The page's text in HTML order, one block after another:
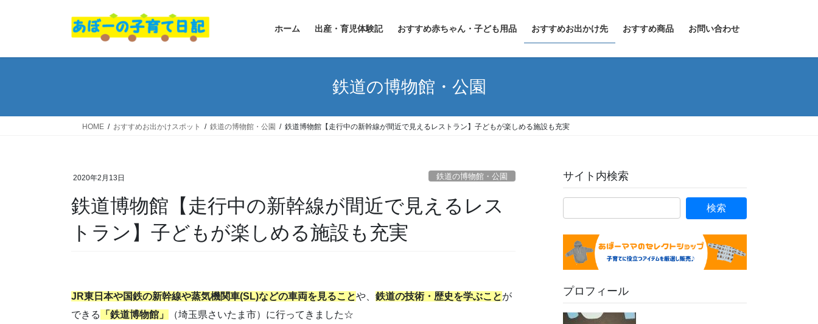
ホーム 出産・育児体験記 おすすめ赤ちゃん・子ども用品 おすすめお出かけ先 おすすめ商品 お問い合わせ
鉄道の博物館・公園
HOME おすすめお出かけスポット 鉄道の博物館・公園 鉄道博物館【走行中の新幹線が間近で見えるレストラン】子どもが楽しめる施設も充実
2020年2月13日 鉄道の博物館・公園
鉄道博物館【走行中の新幹線が間近で見えるレス
トラン】子どもが楽しめる施設も充実
JR東日本や国鉄の新幹線や蒸気機関車(SL)などの車両を見ることや、 鉄道の技術・歴史を学ぶことが
できる
「鉄道博物館」 （埼玉県さいたま市）に行ってきました☆
サイト内検索
プロフィール